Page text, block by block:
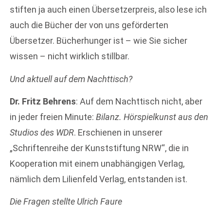
stiften ja auch einen Übersetzerpreis, also lese ich
auch die Bücher der von uns geförderten
Übersetzer. Bücherhunger ist – wie Sie sicher
wissen – nicht wirklich stillbar.
Und aktuell auf dem Nachttisch?
Dr. Fritz Behrens: Auf dem Nachttisch nicht, aber
in jeder freien Minute: Bilanz. Hörspielkunst aus den
Studios des WDR. Erschienen in unserer
„Schriftenreihe der Kunststiftung NRW“, die in
Kooperation mit einem unabhängigen Verlag,
nämlich dem Lilienfeld Verlag, entstanden ist.
Die Fragen stellte Ulrich Faure